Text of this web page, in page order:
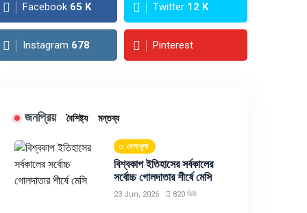
Facebook 65 K Twitter 12 K
Instagram 678 Pinterest
জনপ্রিয় বৈশিষ্ট্য মন্তব্য
খেলাধুলা
বিশ্বকাপ ইতিহাসের সর্বকালের
সর্বোচ্চ গোলদাতার শীর্ষে মেসি
23 Jun, 2026 820 ভিউ